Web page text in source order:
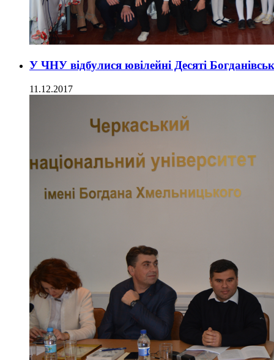
У ЧНУ відбулися ювілейні Десяті
11.12.2017